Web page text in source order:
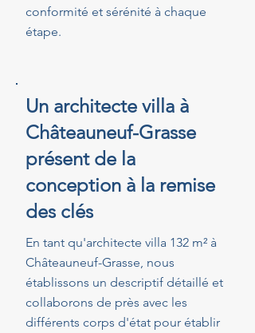
conformité et sérénité à chaque
étape.
Un architecte villa à
Châteauneuf-Grasse
présent de la
conception à la remise
des clés
En tant qu'architecte villa 132 m² à
Châteauneuf-Grasse, nous
établissons un descriptif détaillé et
collaborons de près avec les
différents corps d'état pour établir